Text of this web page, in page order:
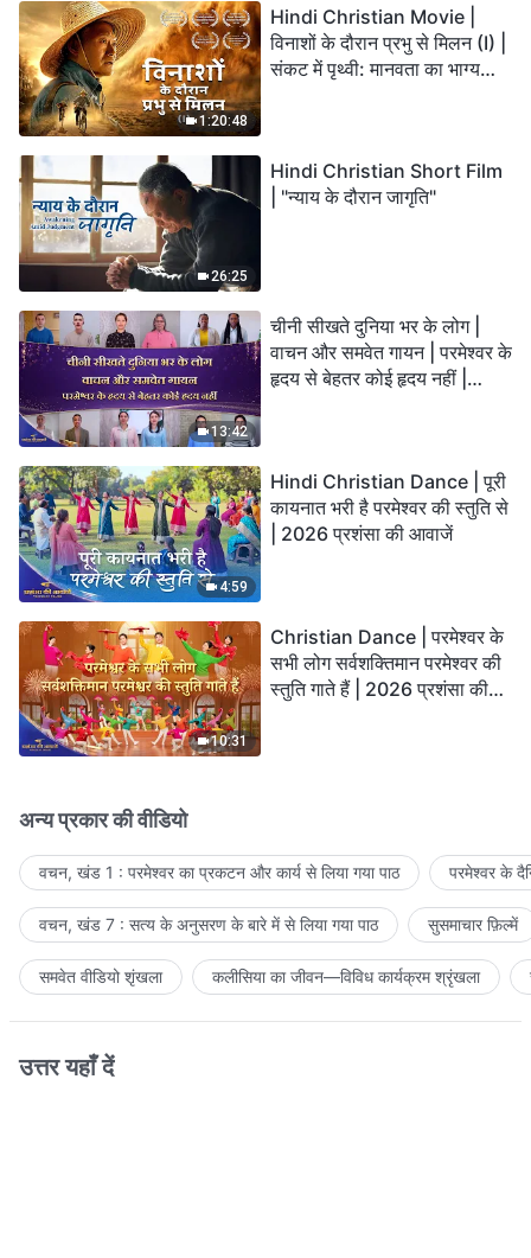
1:20:48
Hindi Christian Movie |
विनाशों के दौरान प्रभु से मिलन (I) |
संकट में पृथ्वी: मानवता का भाग्य
26:25
Hindi Christian Short Film
| "न्याय के दौरान जागृति"
13:42
चीनी सीखते दुनिया भर के लोग |
वाचन और समवेत गायन | परमेश्वर के
हृदय से बेहतर कोई हृदय नहीं |
4:59
Hindi Christian Dance | पूरी
कायनात भरी है परमेश्वर की स्तुति से
| 2026 प्रशंसा की आवाजें
10:31
Christian Dance | परमेश्वर के
सभी लोग सर्वशक्तिमान परमेश्वर की
स्तुति गाते हैं | 2026 प्रशंसा की
अन्य प्रकार की वीडियो
वचन, खंड 1 : परमेश्वर का प्रकटन और कार्य से लिया गया पाठ परमेश्वर के
वचन, खंड 7 : सत्य के अनुसरण के बारे में से लिया गया पाठ सुसमाचार फ़िल्में
समवेत वीडियो शृंखला कलीसिया का जीवन—विविध कार्यक्रम श्रृंखला
उत्तर यहाँ दें